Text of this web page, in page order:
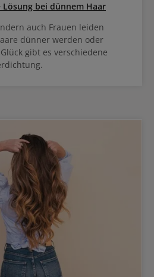
bei dünnem Haar
auch Frauen leiden
dünner werden oder
gibt es verschiedene